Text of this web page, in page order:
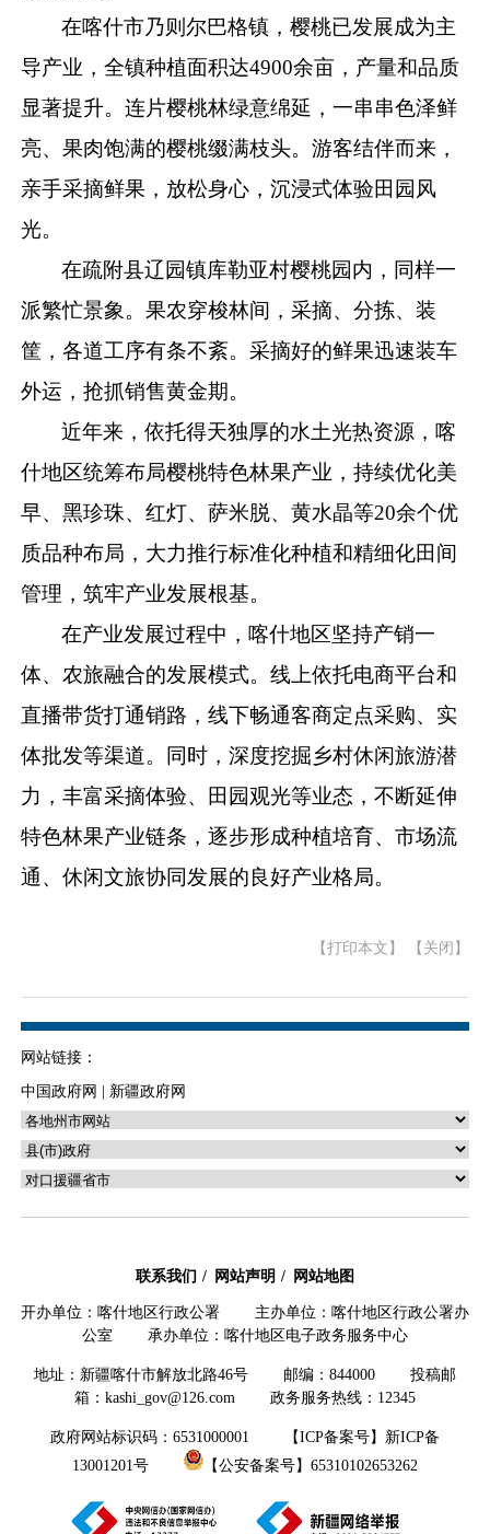
在喀什市乃则尔巴格镇，樱桃已发展成为主
导产业，全镇种植面积达4900余亩，产量和品质
显著提升。连片樱桃林绿意绵延，一串串色泽鲜
亮、果肉饱满的樱桃缀满枝头。游客结伴而来，
亲手采摘鲜果，放松身心，沉浸式体验田园风
光。
在疏附县辽园镇库勒亚村樱桃园内，同样一
派繁忙景象。果农穿梭林间，采摘、分拣、装
筐，各道工序有条不紊。采摘好的鲜果迅速装车
外运，抢抓销售黄金期。
近年来，依托得天独厚的水土光热资源，喀
什地区统筹布局樱桃特色林果产业，持续优化美
早、黑珍珠、红灯、萨米脱、黄水晶等20余个优
质品种布局，大力推行标准化种植和精细化田间
管理，筑牢产业发展根基。
在产业发展过程中，喀什地区坚持产销一
体、农旅融合的发展模式。线上依托电商平台和
直播带货打通销路，线下畅通客商定点采购、实
体批发等渠道。同时，深度挖掘乡村休闲旅游潜
力，丰富采摘体验、田园观光等业态，不断延伸
特色林果产业链条，逐步形成种植培育、市场流
通、休闲文旅协同发展的良好产业格局。
【打印本文】 【关闭】
网站链接：
中国政府网 新疆政府网
联系我们 网站声明 网站地图
开办单位：喀什地区行政公署 主办单位：喀什地区行政公署办
公室 承办单位：喀什地区电子政务服务中心
地址：新疆喀什市解放北路46号 邮编：844000 投稿邮
箱：kashi_gov@126.com 政务服务热线：12345
政府网站标识码：6531000001
【ICP备案号】新ICP备
13001201号
【公安备案号】65310102653262